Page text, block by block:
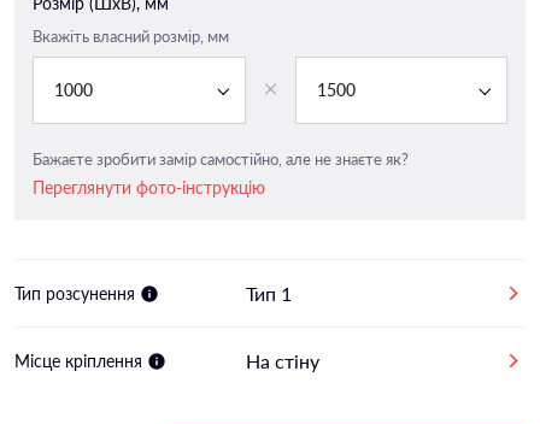
Вкажіть власний розмір, мм
1000 1500
Бажаєте зробити замір самостійно, але не знаєте як?
Переглянути фото-інструкцію
Тип розсунення Тип 1
Місце кріплення На стіну